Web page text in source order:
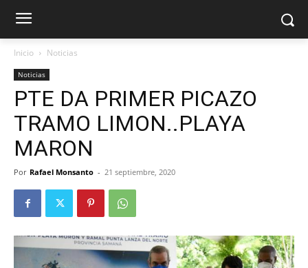
Inicio Noticias
Noticias
PTE DA PRIMER PICAZO
TRAMO LIMON..PLAYA
MARON
Por Rafael Monsanto - 21 septiembre, 2020